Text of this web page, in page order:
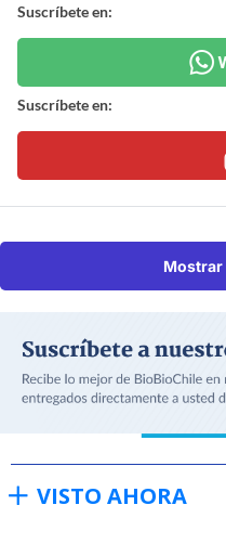
Suscríbete en:
Suscríbete en:
Mostrar
VISTO AHORA